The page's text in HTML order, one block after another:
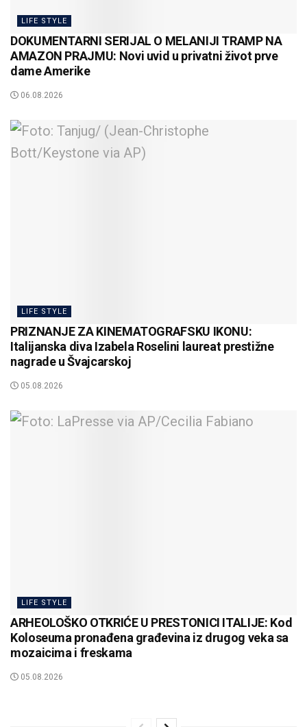
LIFE STYLE
DOKUMENTARNI SERIJAL O MELANIJI TRAMP NA
AMAZON PRAJMU: Novi uvid u privatni život prve
dame Amerike
06.08.2026
LIFE STYLE
PRIZNANJE ZA KINEMATOGRAFSKU IKONU:
Italijanska diva Izabela Roselini laureat prestižne
nagrade u Švajcarskoj
05.08.2026
LIFE STYLE
ARHEOLOŠKO OTKRIĆE U PRESTONICI ITALIJE: Kod
Koloseuma pronađena građevina iz drugog veka sa
mozaicima i freskama
05.08.2026